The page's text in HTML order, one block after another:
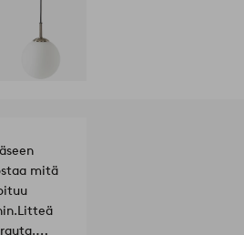
mitä
Litteä